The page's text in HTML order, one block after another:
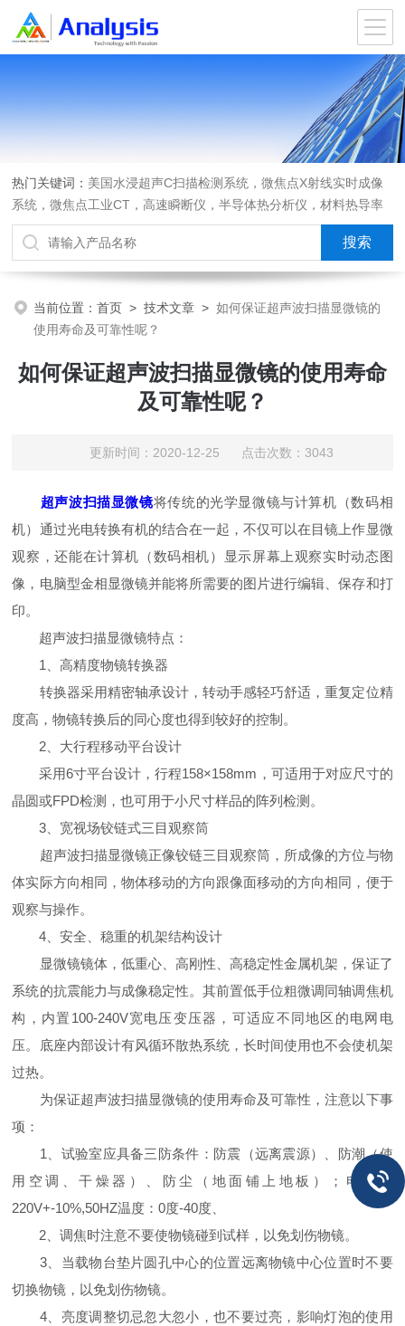
热门关键词： 美国水浸超声C扫描检测系统，微焦点X射线实时成像
系统，微焦点工业CT，高速瞬断仪，半导体热分析仪，材料热导率
测试仪，材料热膨胀系数测试仪，进口离心机，可编程匀胶机烤胶机
热板，光弹仪应力双折射仪
当前位置：首页 >技术文章 >如何保证超声波扫描显微镜的
使用寿命及可靠性呢？
如何保证超声波扫描显微镜的使用寿命
及可靠性呢？
更新时间：2020-12-25 点击次数：3043
超声波扫描显微镜将传统的光学显微镜与计算机（数码相
机）通过光电转换有机的结合在一起，不仅可以在目镜上作显微
观察，还能在计算机（数码相机）显示屏幕上观察实时动态图
像，电脑型金相显微镜并能将所需要的图片进行编辑、保存和打
印。
超声波扫描显微镜特点：
1、高精度物镜转换器
转换器采用精密轴承设计，转动手感轻巧舒适，重复定位精
度高，物镜转换后的同心度也得到较好的控制。
2、大行程移动平台设计
采用6寸平台设计，行程158×158mm，可适用于对应尺寸的
晶圆或FPD检测，也可用于小尺寸样品的阵列检测。
3、宽视场铰链式三目观察筒
超声波扫描显微镜正像铰链三目观察筒，所成像的方位与物
体实际方向相同，物体移动的方向跟像面移动的方向相同，便于
观察与操作。
4、安全、稳重的机架结构设计
显微镜镜体，低重心、高刚性、高稳定性金属机架，保证了
系统的抗震能力与成像稳定性。其前置低手位粗微调同轴调焦机
构，内置100-240V宽电压变压器，可适应不同地区的电网电
压。底座内部设计有风循环散热系统，长时间使用也不会使机架
过热。
为保证超声波扫描显微镜的使用寿命及可靠性，注意以下事
项：
1、试验室应具备三防条件：防震（远离震源）、防潮（使
用空调、干燥器）、防尘（地面铺上地板）；电源：
220V+-10%,50HZ温度：0度-40度、
2、调焦时注意不要使物镜碰到试样，以免划伤物镜。
3、当载物台垫片圆孔中心的位置远离物镜中心位置时不要
切换物镜，以免划伤物镜。
4、亮度调整切忌忽大忽小，也不要过亮，影响灯泡的使用